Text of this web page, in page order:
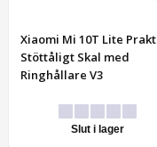
Xiaomi Mi 10T Lite
Stöttåligt Skal med
Ringhållare V3
Slut i lager